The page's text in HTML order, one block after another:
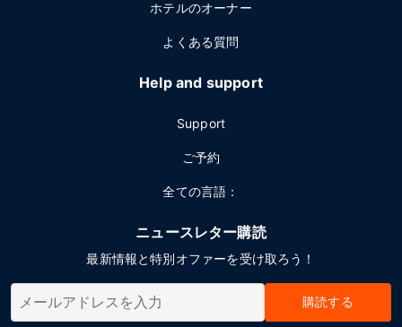
ホテルのオーナー
よくある質問
Help and support
Support
ご予約
全ての言語：
ニュースレター購読
最新情報と特別オファーを受け取ろう！
購読する